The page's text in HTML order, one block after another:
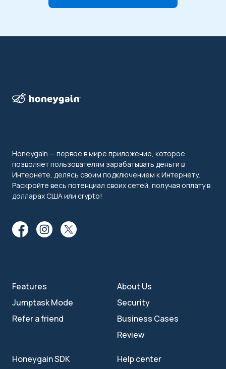
Honeygain — первое в мире приложение, которое
позволяет пользователям зарабатывать деньги в
Интернете, делясь своим подключением к Интернету.
Раскройте весь потенциал своих сетей, получая оплату в
долларах США или crypto!
Features
Jumptask Mode
Refer a friend
About Us
Security
Business Cases
Review
Honeygain SDK
Help center